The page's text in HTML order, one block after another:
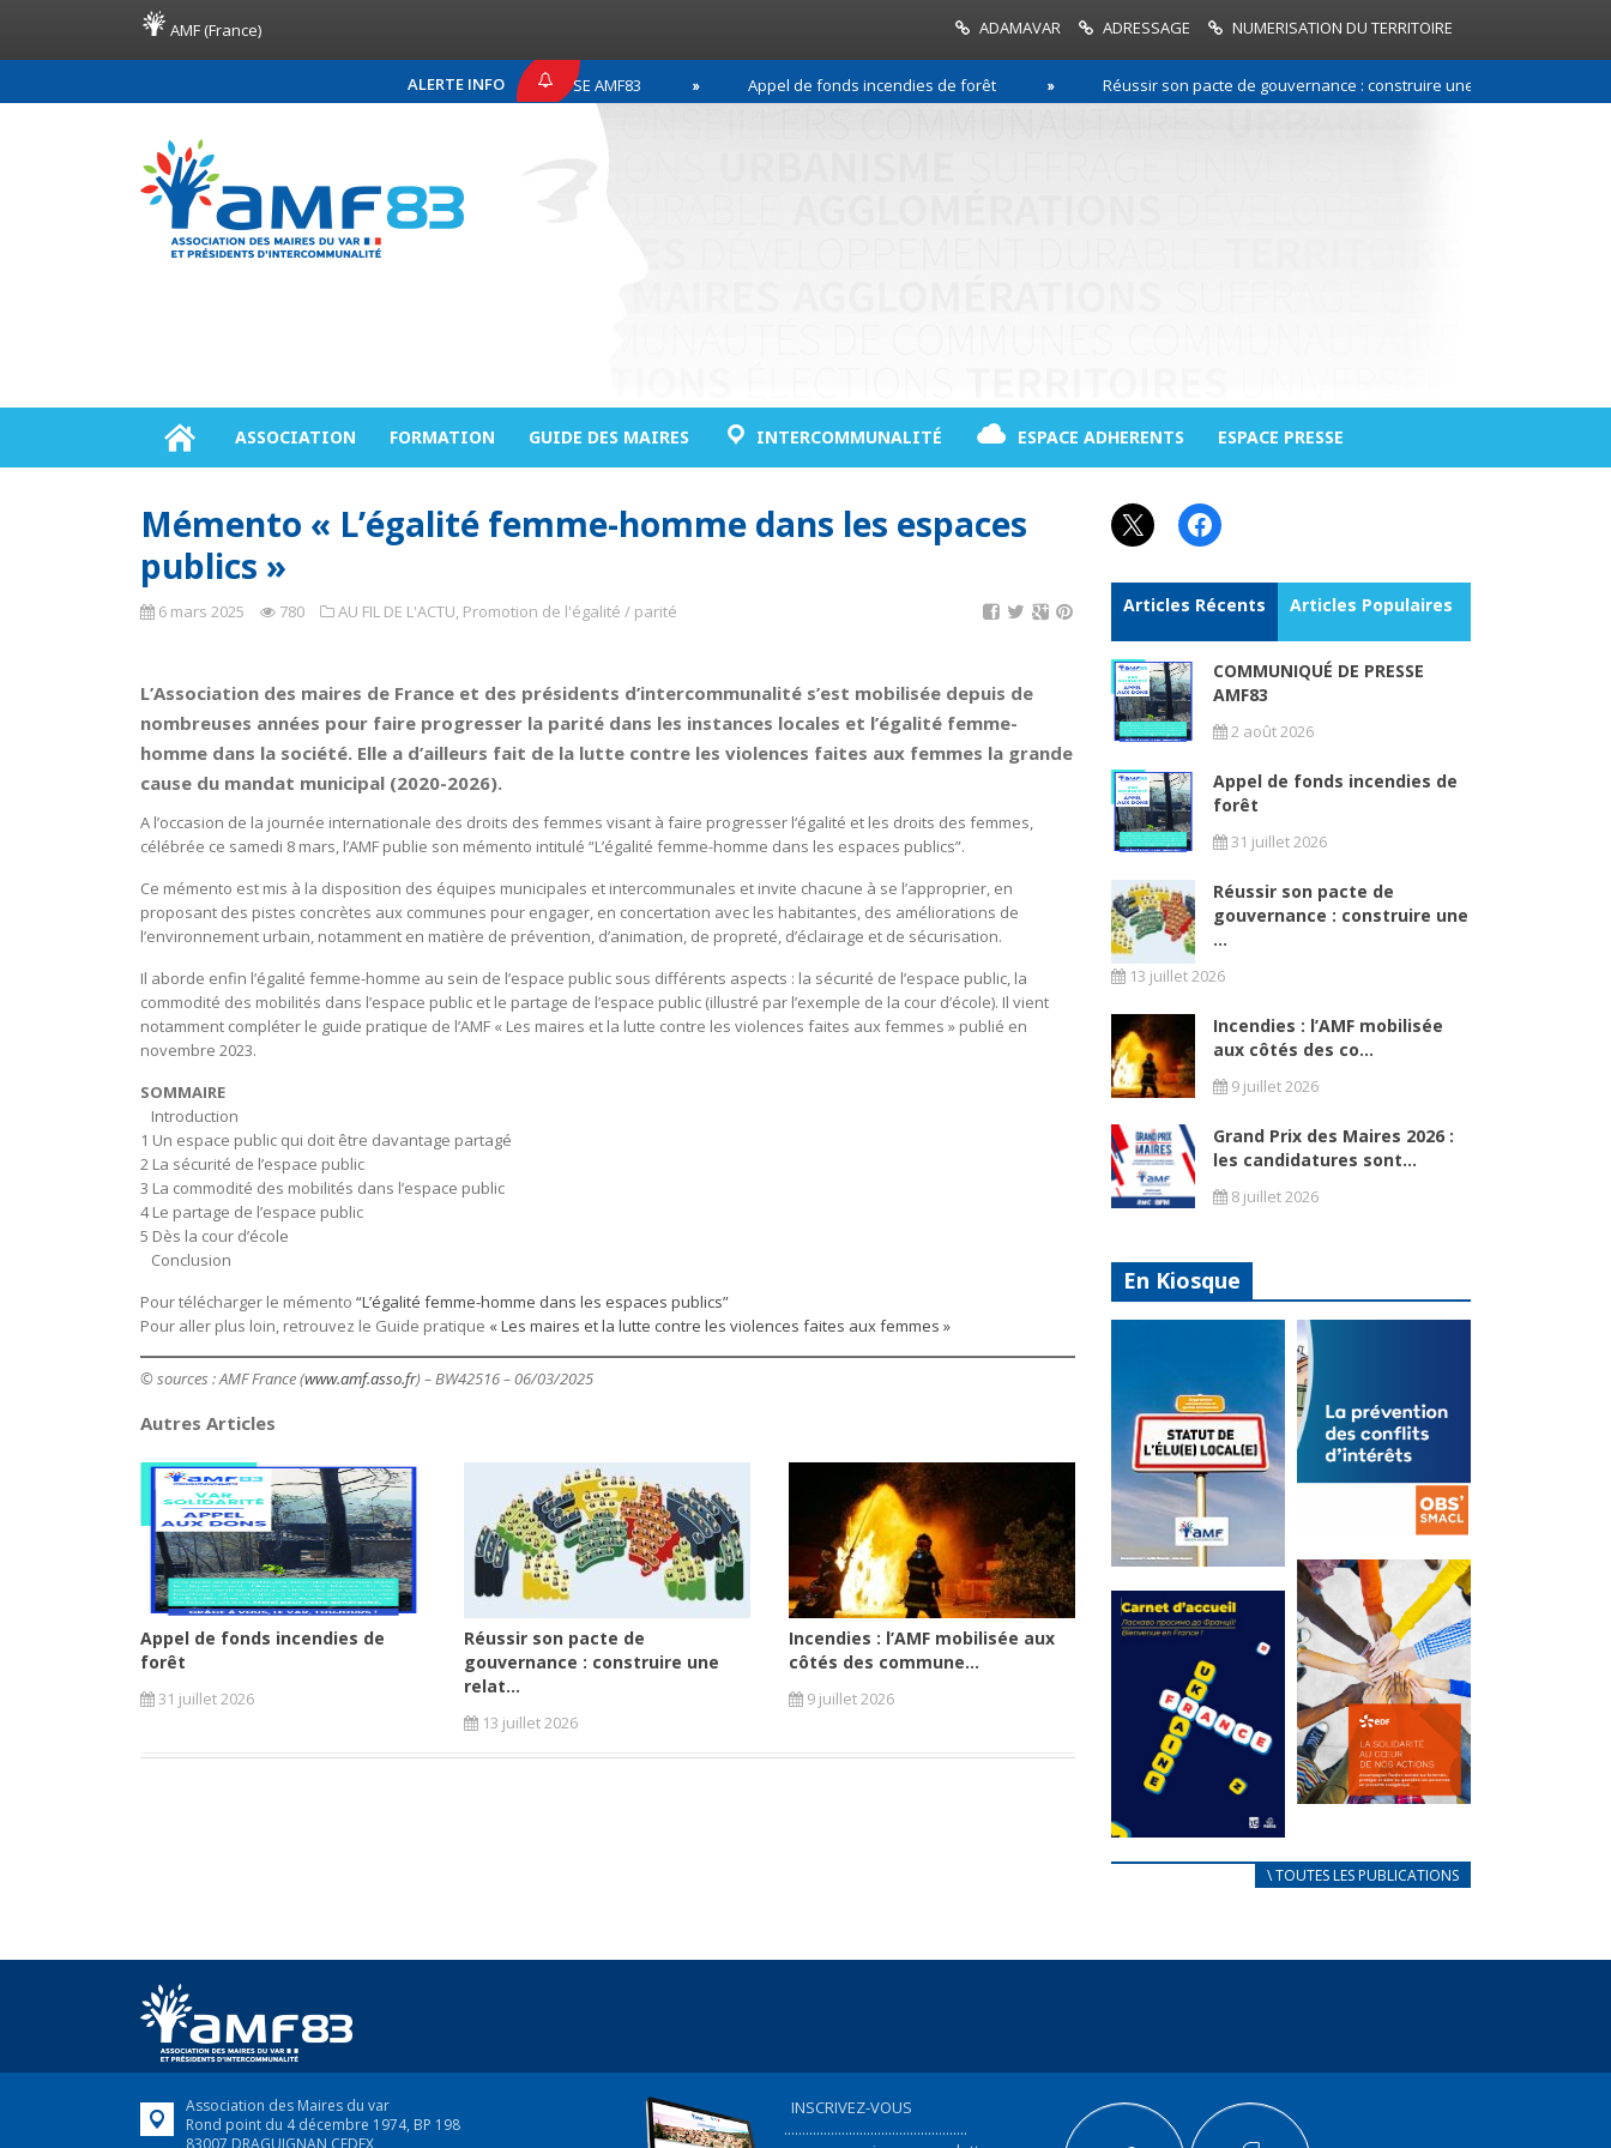
AMF (France) ADAMAVAR ADRESSAGE NUMERISATION DU TERRITOIRE
ALERTE INFO
COMMUNIQUÉ DE PRESSE AMF83 Appel de fonds incendies de forêt Réussir son pacte de gouvernance : construire une relation de
ASSOCIATION FORMATION GUIDE DES MAIRES INTERCOMMUNALITÉ ESPACE ADHERENTS ESPACE PRESSE
Mémento « L’égalité femme-homme dans les espaces
publics »
6 mars 2025 780 AU FIL DE L'ACTU, Promotion de l'égalité / parité
L’Association des maires de France et des présidents d’intercommunalité s’est mobilisée depuis de
nombreuses années pour faire progresser la parité dans les instances locales et l’égalité femme-
homme dans la société. Elle a d’ailleurs fait de la lutte contre les violences faites aux femmes la grande
cause du mandat municipal (2020-2026).
A l’occasion de la journée internationale des droits des femmes visant à faire progresser l‘égalité et les droits des femmes,
célébrée ce samedi 8 mars, l’AMF publie son mémento intitulé “L’égalité femme-homme dans les espaces publics”.
Ce mémento est mis à la disposition des équipes municipales et intercommunales et invite chacune à se l’approprier, en
proposant des pistes concrètes aux communes pour engager, en concertation avec les habitantes, des améliorations de
l’environnement urbain, notamment en matière de prévention, d’animation, de propreté, d’éclairage et de sécurisation.
Il aborde enfin l’égalité femme-homme au sein de l’espace public sous différents aspects : la sécurité de l’espace public, la
commodité des mobilités dans l’espace public et le partage de l’espace public (illustré par l’exemple de la cour d’école). Il vient
notamment compléter le guide pratique de l’AMF « Les maires et la lutte contre les violences faites aux femmes » publié en
novembre 2023.
SOMMAIRE
Introduction
1 Un espace public qui doit être davantage partagé
2 La sécurité de l’espace public
3 La commodité des mobilités dans l’espace public
4 Le partage de l’espace public
5 Dès la cour d’école
Conclusion
Pour télécharger le mémento “L’égalité femme-homme dans les espaces publics”
Pour aller plus loin, retrouvez le Guide pratique « Les maires et la lutte contre les violences faites aux femmes »
© sources : AMF France (www.amf.asso.fr) – BW42516 – 06/03/2025
Autres Articles
Appel de fonds incendies de
forêt
31 juillet 2026
Réussir son pacte de
gouvernance : construire une
relat...
13 juillet 2026
Incendies : l’AMF mobilisée aux
côtés des commune...
9 juillet 2026
X Facebook
Articles Récents Articles Populaires
COMMUNIQUÉ DE PRESSE
AMF83
2 août 2026
Appel de fonds incendies de
forêt
31 juillet 2026
Réussir son pacte de
gouvernance : construire une
...
13 juillet 2026
Incendies : l’AMF mobilisée
aux côtés des co...
9 juillet 2026
Grand Prix des Maires 2026 :
les candidatures sont...
8 juillet 2026
En Kiosque
Statut de
l’élu local
Mise à jour avril
2024
FEUILLETER
La
prévention
des conflits
d’intérêts
18 septembre 2023
FEUILLETER
au coeur de
nos actions
en France,...
FEUILLETER
\ TOUTES LES PUBLICATIONS
Association des Maires du var
Rond point du 4 décembre 1974, BP 198
83007 DRAGUIGNAN CEDEX
INSCRIVEZ-VOUS
...................................................